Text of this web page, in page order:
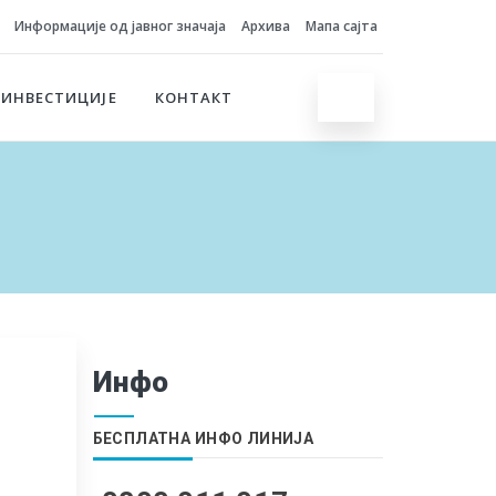
Информације од јавног значаја Архива Мапа сајта
КОНТАКТ
Инфо
БЕСПЛАТНА ИНФО ЛИНИЈА